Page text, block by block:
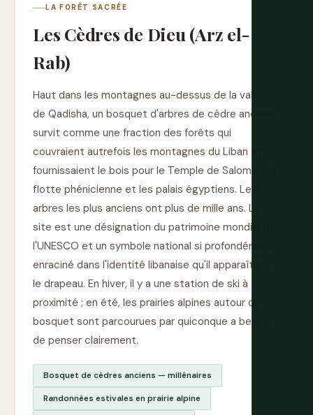
LA FORÊT SACRÉE
Les Cèdres de Dieu (Arz el-
Rab)
Haut dans les montagnes au-dessus de la vallée
de Qadisha, un bosquet d'arbres de cèdre anciens
survit comme une fraction des forêts qui
couvraient autrefois les montagnes du Liban et
fournissaient le bois pour le Temple de Salomon, la
flotte phénicienne et les palais égyptiens. Les
arbres les plus anciens ont plus de mille ans. Le
site est une désignation du patrimoine mondial de
l'UNESCO et un symbole national si profondément
enraciné dans l'identité libanaise qu'il apparaît sur
le drapeau. En hiver, il y a une station de ski à
proximité ; en été, les prairies alpines autour du
bosquet sont parcourues par quiconque a besoin
de penser clairement.
Bosquet de cèdres anciens — millénaires
Randonnées estivales en prairie alpine